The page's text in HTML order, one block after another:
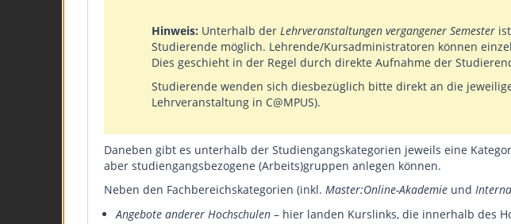
Hinweis: Unterhalb der Lehrveranstaltungen vergangener Semester
Studierende möglich. Lehrende/Kursadministratoren können
Dies geschieht in der Regel durch direkte Aufnahme der
Studierende wenden sich diesbezüglich bitte direkt an die
Lehrveranstaltung in C@MPUS).
Daneben gibt es unterhalb der Studiengangskategorien jeweils eine
aber studiengangsbezogene (Arbeits)gruppen anlegen können.
Neben den Fachbereichskategorien (inkl. Master:Online-Akademie und
Angebote anderer Hochschulen – hier landen Kurslinks, die innerhalb des